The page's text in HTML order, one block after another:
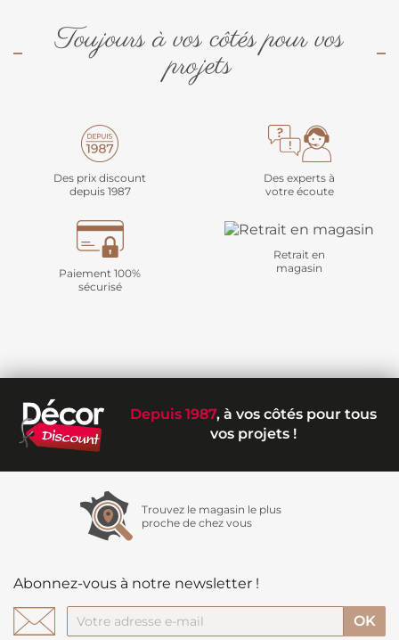
Toujours à vos côtés pour vos
projets
Des prix discount
depuis 1987
Des experts à
votre écoute
Paiement 100%
sécurisé
Retrait en
magasin
Depuis 1987, à vos côtés pour tous
vos projets !
Trouvez le magasin le plus
proche de chez vous
Abonnez-vous à notre newsletter !